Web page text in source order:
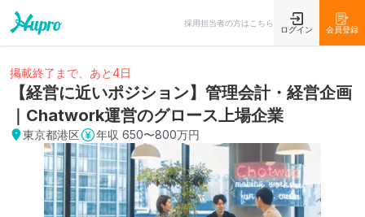
採用担当者の方はこちら
ログイン 会員登録
掲載終了まで、あと4日
【経営に近いポジション】管理会計・経営企画
｜Chatwork運営のグロース上場企業
東京都港区 年収 650〜800万円